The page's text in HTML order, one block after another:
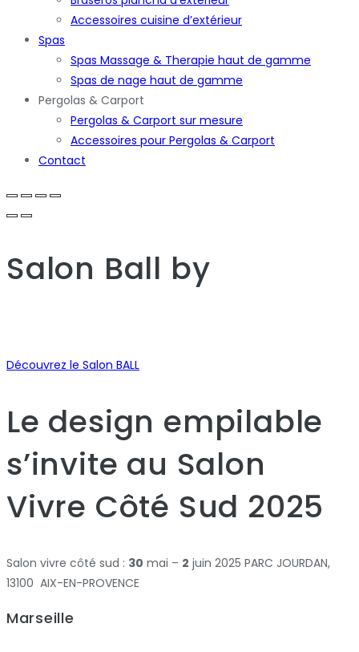
Accessoires cuisine d’extérieur
Spas
Spas Massage & Therapie haut de gamme
Spas de nage haut de gamme
Pergolas & Carport
Pergolas & Carport sur mesure
Accessoires pour Pergolas & Carport
Contact
Salon Ball by
Découvrez le Salon BALL
Le design empilable
s’invite au Salon
Vivre Côté Sud 2025
Salon vivre côté sud : 30 mai – 2 juin 2025 PARC JOURDAN,
13100 AIX-EN-PROVENCE
Marseille